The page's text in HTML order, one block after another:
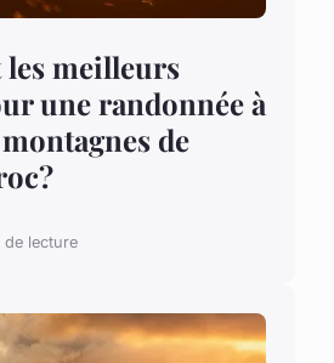
les meilleurs
une randonnée à
de
de lecture